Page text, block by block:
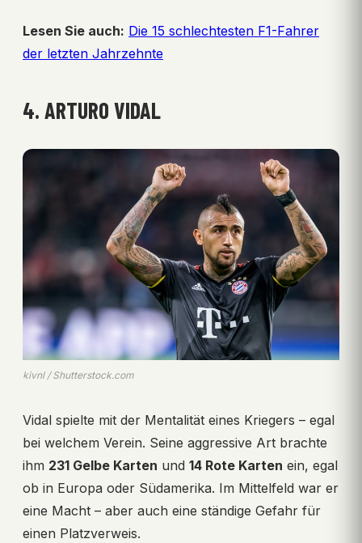
Lesen Sie auch: Die 15 schlechtesten F1-Fahrer
der letzten Jahrzehnte
4. ARTURO VIDAL
kivnl / Shutterstock.com
Vidal spielte mit der Mentalität eines Kriegers – egal
bei welchem Verein. Seine aggressive Art brachte
ihm 231 Gelbe Karten und 14 Rote Karten ein, egal
ob in Europa oder Südamerika. Im Mittelfeld war er
eine Macht – aber auch eine ständige Gefahr für
einen Platzverweis.